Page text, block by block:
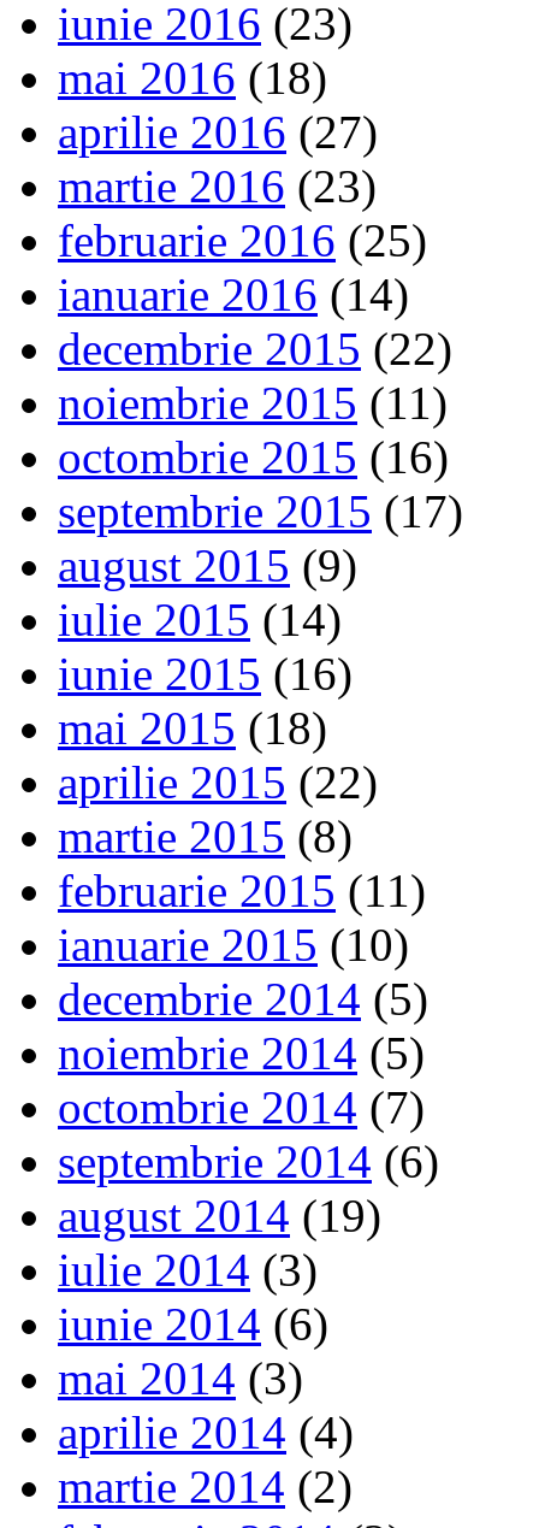
iunie 2016 (23)
mai 2016 (18)
aprilie 2016 (27)
martie 2016 (23)
februarie 2016 (25)
ianuarie 2016 (14)
decembrie 2015 (22)
noiembrie 2015 (11)
octombrie 2015 (16)
septembrie 2015 (17)
august 2015 (9)
iulie 2015 (14)
iunie 2015 (16)
mai 2015 (18)
aprilie 2015 (22)
martie 2015 (8)
februarie 2015 (11)
ianuarie 2015 (10)
decembrie 2014 (5)
noiembrie 2014 (5)
octombrie 2014 (7)
septembrie 2014 (6)
august 2014 (19)
iulie 2014 (3)
iunie 2014 (6)
mai 2014 (3)
aprilie 2014 (4)
martie 2014 (2)